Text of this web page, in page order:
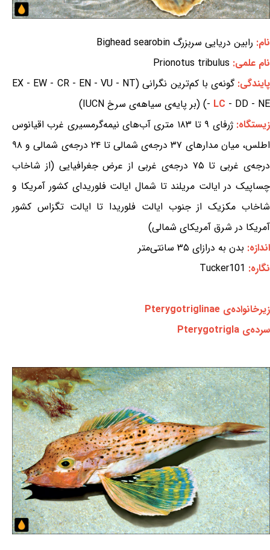
نام: رابین دریایی سربزرگ Bighead searobin
نام علمی: Prionotus tribulus
پایندگی:
گونه‌ی با کم‌ترین نگرانی (EX - EW - CR - EN - VU - NT
- LC - DD - NE) (بر پایه‌ی سیاهه‌ی سرخ IUCN)
زیستگاه:
ژرفای ۹ تا ۱۸۳ متری آب‌های نیمه‌گرمسیری غرب اقیانوس
اطلس، میان مدارهای ۳۷ درجه‌ی شمالی تا ۲۴ درجه‌ی شمالی و ۹۸
درجه‌ی غربی تا ۷۵ درجه‌ی غربی از عرض جغرافیایی (از شاخاب
چساپیک در ایالت مریلند تا شمال ایالت فلوریدای کشور آمریکا و
شاخاب مکزیک از جنوب ایالت فلوریدا تا ایالت تگزاس کشور
آمریکا در شرق آمریکای شمالی)
اندازه: بدن به درازای ۳۵ سانتی‌متر
نگاره: Tucker101
زیرخانواده‌ی Pterygotriglinae
سرده‌ی Pterygotrigla